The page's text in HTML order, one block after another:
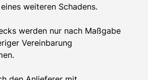
weiteren Schadens.
werden nur nach Maßgabe
Vereinbarung